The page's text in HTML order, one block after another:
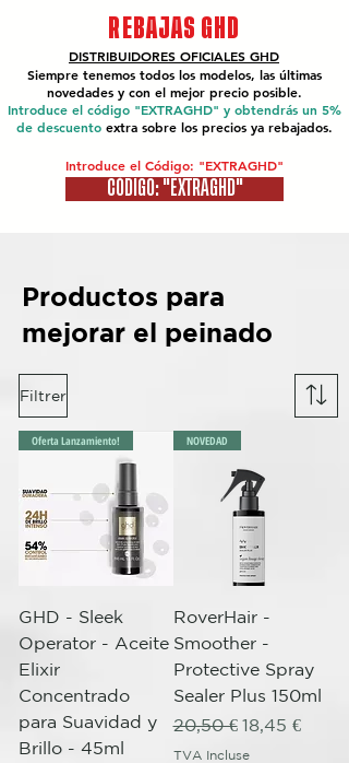
REBAJAS GHD
DISTRIBUIDORES OFICIALES GHD
Siempre tenemos todos los modelos, las últimas
novedades y con el mejor precio posible.
Introduce el código "EXTRAGHD" y obtendrás un 5%
de descuento extra sobre los precios ya rebajados.
Introduce el Código: "EXTRAGHD"
CÓDIGO: "EXTRAGHD"
Productos para
mejorar el peinado
Filtrer
Oferta Lanzamiento!
GHD - Sleek
Operator - Aceite
Elixir
Concentrado
para Suavidad y
Brillo - 45ml
NOVEDAD
RoverHair -
Smoother -
Protective Spray
Sealer Plus 150ml
Prix original
20,50 € Prix
18,45 €
TVA Incluse